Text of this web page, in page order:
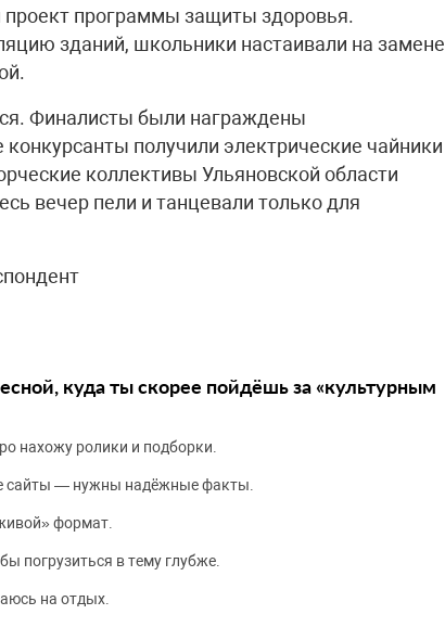
программы защиты здоровья.
зданий, школьники настаивали на замене
Финалисты были награждены
получили электрические чайники
коллективы Ульяновской области
вечер пели и танцевали только для
куда ты скорее пойдёшь за «культурным
нахожу ролики и подборки.
сайты — нужны надёжные факты.
формат.
погрузиться в тему глубже.
на отдых.